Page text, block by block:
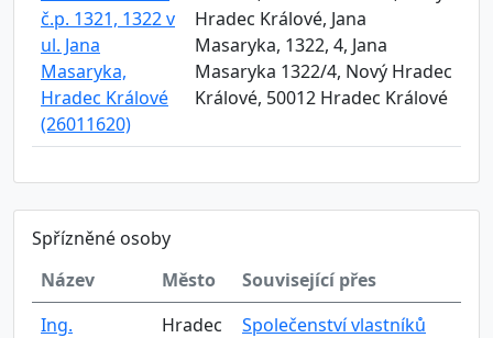
č.p. 1321, 1322 v
ul. Jana
Masaryka,
Hradec Králové
(26011620)
Hradec Králové, Jana
Masaryka, 1322, 4, Jana
Masaryka 1322/4, Nový Hradec
Králové, 50012 Hradec Králové
Spřízněné osoby
Název
Město
Související přes
Ing.
Hradec
Společenství vlastníků